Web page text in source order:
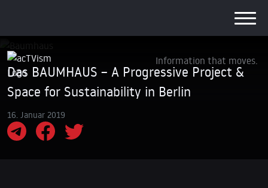
Information that moves.
Das BAUMHAUS – A Progressive Project &
Space for Sustainability in Berlin
16. Januar 2019